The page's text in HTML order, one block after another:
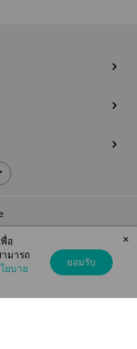
Company Limited
อ
มารถ
ยบาย
ยอมรับ
×